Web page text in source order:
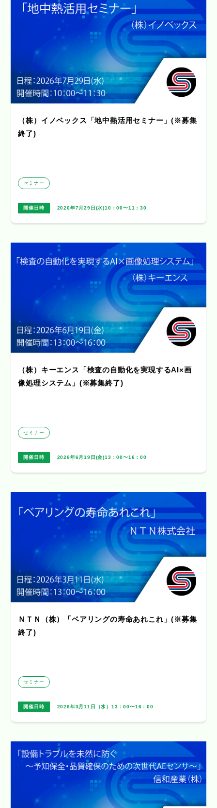
（株）イノベックス「地中熱活用セミナー」(※募集
終了)
セミナー
開催日時 2026年7月29日(水)10：00〜11：30
（株）キーエンス「検査の自動化を実現するAI×画
像処理システム」(※募集終了)
セミナー
開催日時 2026年6月19日(金)13：00〜16：00
ＮＴＮ（株）「ベアリングの寿命あれこれ」(※募集
終了)
セミナー
開催日時 2026年3月11日（水）13：00〜16：00